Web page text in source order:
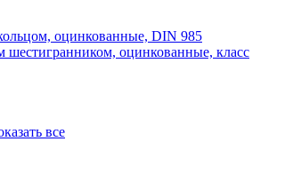
оцинкованные, DIN 985
оцинкованные, класс
все